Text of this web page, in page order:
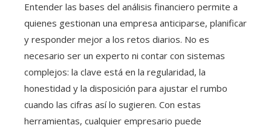
Entender las bases del análisis financiero permite a
quienes gestionan una empresa anticiparse, planificar
y responder mejor a los retos diarios. No es
necesario ser un experto ni contar con sistemas
complejos: la clave está en la regularidad, la
honestidad y la disposición para ajustar el rumbo
cuando las cifras así lo sugieren. Con estas
herramientas, cualquier empresario puede